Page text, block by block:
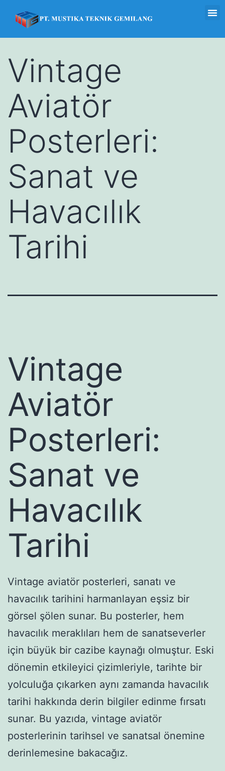
Vintage
Aviatör
Posterleri:
Sanat ve
Havacılık
Tarihi
Vintage
Aviatör
Posterleri:
Sanat ve
Havacılık
Tarihi
Vintage aviatör posterleri, sanatı ve
havacılık tarihini harmanlayan eşsiz bir
görsel şölen sunar. Bu posterler, hem
havacılık meraklıları hem de sanatseverler
için büyük bir cazibe kaynağı olmuştur. Eski
dönemin etkileyici çizimleriyle, tarihte bir
yolculuğa çıkarken aynı zamanda havacılık
tarihi hakkında derin bilgiler edinme fırsatı
sunar. Bu yazıda, vintage aviatör
posterlerinin tarihsel ve sanatsal önemine
derinlemesine bakacağız.